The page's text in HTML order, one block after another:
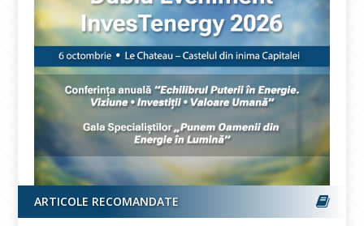
ARTICOLE RECOMANDATE